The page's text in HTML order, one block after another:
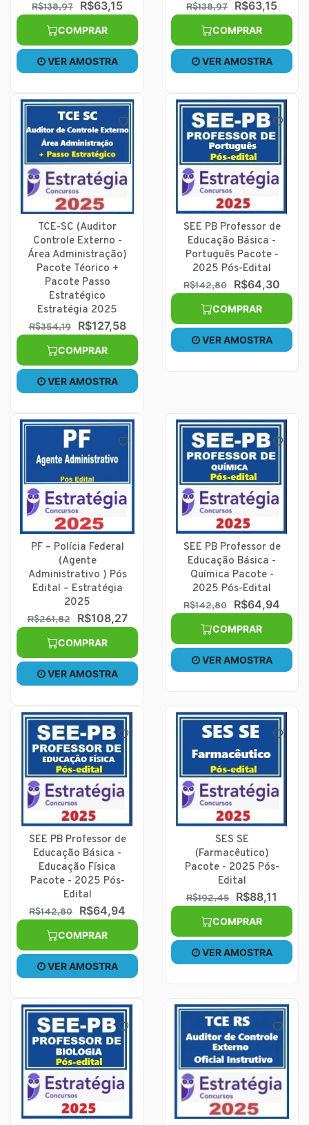
R$138,97 R$63,15
COMPRAR
VER AMOSTRA
R$138,97 R$63,15
COMPRAR
VER AMOSTRA
TCE-SC (Auditor
Controle Externo -
Área Administração)
Pacote Téorico +
Pacote Passo
Estratégico
Estratégia 2025
R$354,19 R$127,58
COMPRAR
VER AMOSTRA
SEE PB Professor de
Educação Básica -
Português Pacote -
2025 Pós-Edital
R$142,80 R$64,30
COMPRAR
VER AMOSTRA
PF – Polícia Federal
(Agente
Administrativo ) Pós
Edital – Estratégia
2025
R$261,82 R$108,27
COMPRAR
VER AMOSTRA
SEE PB Professor de
Educação Básica -
Química Pacote -
2025 Pós-Edital
R$142,80 R$64,94
COMPRAR
VER AMOSTRA
SEE PB Professor de
Educação Básica -
Educação Física
Pacote - 2025 Pós-
Edital
R$142,80 R$64,94
COMPRAR
VER AMOSTRA
SES SE
(Farmacêutico)
Pacote - 2025 Pós-
Edital
R$192,45 R$88,11
COMPRAR
VER AMOSTRA